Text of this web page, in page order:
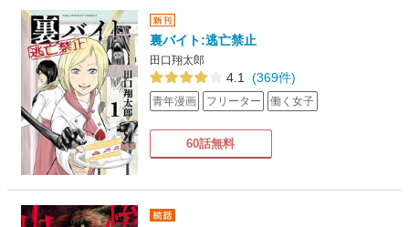
裏バイト:逃亡禁止
田口翔太郎
4.1 (369件)
青年漫画 フリーター 働く女子
60話無料